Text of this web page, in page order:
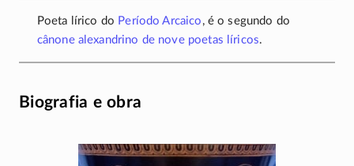
Poeta lírico do Período Arcaico , é o segundo do
cânone alexandrino de nove poetas líricos.
Biografia e obra